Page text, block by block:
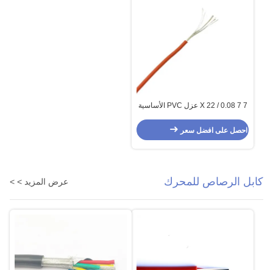
7 X 22 / 0.08 7 عزل PVC الأساسية
النواة
احصل على افضل سعر
كابل الرصاص للمحرك عرض المزيد > >